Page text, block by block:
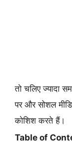
तो चलिए ज्यादा
पर और सोशल
कोशिश करते हैं।
Table of